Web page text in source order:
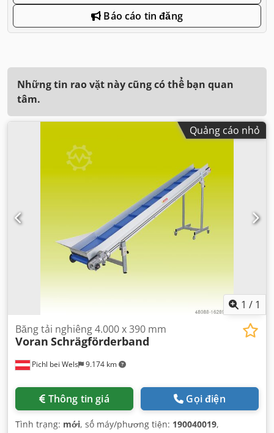
Báo cáo tin đăng
Những tin rao vặt này cũng có thể bạn quan
tâm.
Quảng cáo nhỏ
1 / 1
Pichl bei Wels 9.174 km
Băng tải nghiêng 4.000 x 390 mm
Voran Schrägförderband
Thông tin giá Gọi điện
Tình trạng: mới, số máy/phương tiện: 190040019,